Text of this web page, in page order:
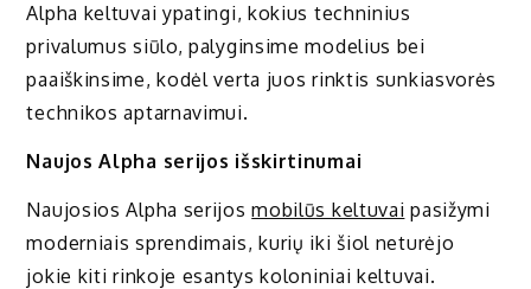
Alpha keltuvai ypatingi, kokius techninius
privalumus siūlo, palyginsime modelius bei
paaiškinsime, kodėl verta juos rinktis sunkiasvorės
technikos aptarnavimui.
Naujos Alpha serijos išskirtinumai
Naujosios Alpha serijosmobilūs keltuvai pasižymi
moderniais sprendimais, kurių iki šiol neturėjo
jokie kiti rinkoje esantys koloniniai keltuvai.